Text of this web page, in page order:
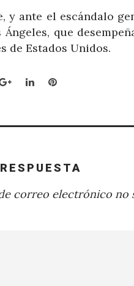
y ante el escándalo
Ángeles, que
de Estados Unidos.
Google+LinkedInPinterest
correo electrónico no